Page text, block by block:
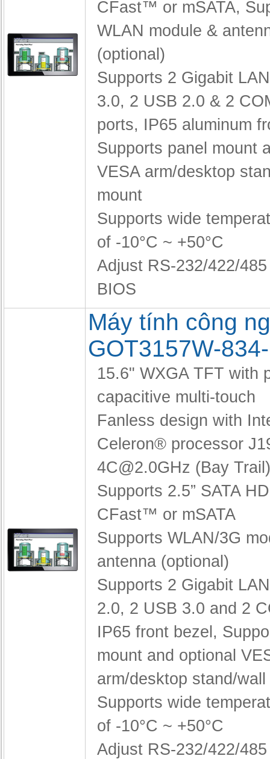
CFast™ or mSATA,
WLAN module &
(optional)
Supports 2 Gigabit
3.0, 2 USB 2.0 & 2
ports, IP65 aluminum
Supports panel mount
VESA arm/desktop
mount
Supports wide
of -10°C ~ +50°C
Adjust RS-232/422/
BIOS
Máy tính công
GOT3157W-
15.6" WXGA TFT with
capacitive multi-touch
Fanless design with
Celeron® processor
4C@2.0GHz (Bay Trail)
Supports 2.5” SATA
CFast™ or mSATA
Supports WLAN/3G
antenna (optional)
Supports 2 Gigabit
2.0, 2 USB 3.0 and 2
IP65 front bezel,
mount and optional
arm/desktop stand/wall
Supports wide
of -10°C ~ +50°C
Adjust RS-232/422/